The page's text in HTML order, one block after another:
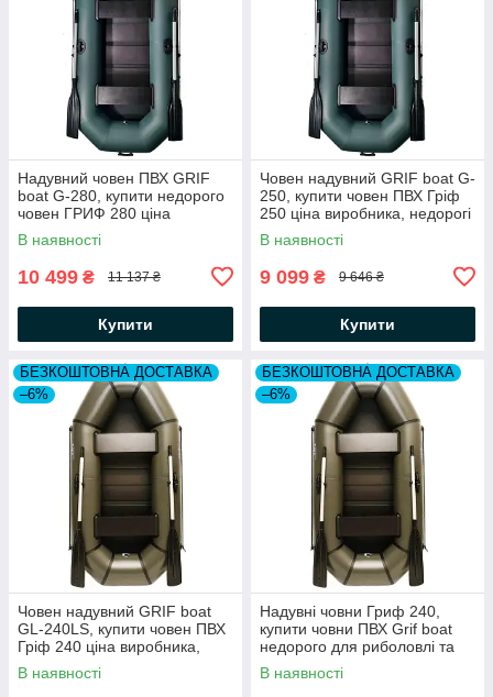
Надувний човен ПВХ GRIF
boat G-280, купити недорого
човен ГРИФ 280 ціна
виробника, гумові човни
В наявності
10 499 ₴ 11 137 ₴
Купити
Човен надувний GRIF boat G-
250, купити човен ПВХ Гріф
250 ціна виробника, недорогі
гумові човни
В наявності
9 099 ₴ 9 646 ₴
Купити
БЕЗКОШТОВНА ДОСТАВКА
–6%
Човен надувний GRIF boat
GL-240LS, купити човен ПВХ
Гріф 240 ціна виробника,
недорогі гумові човни для
риболовлі
В наявності
БЕЗКОШТОВНА ДОСТАВКА
–6%
Надувні човни Гриф 240,
купити човни ПВХ Grif boat
недорого для риболовлі та
полювання. Ціна заводу,
хороші відгуки
В наявності